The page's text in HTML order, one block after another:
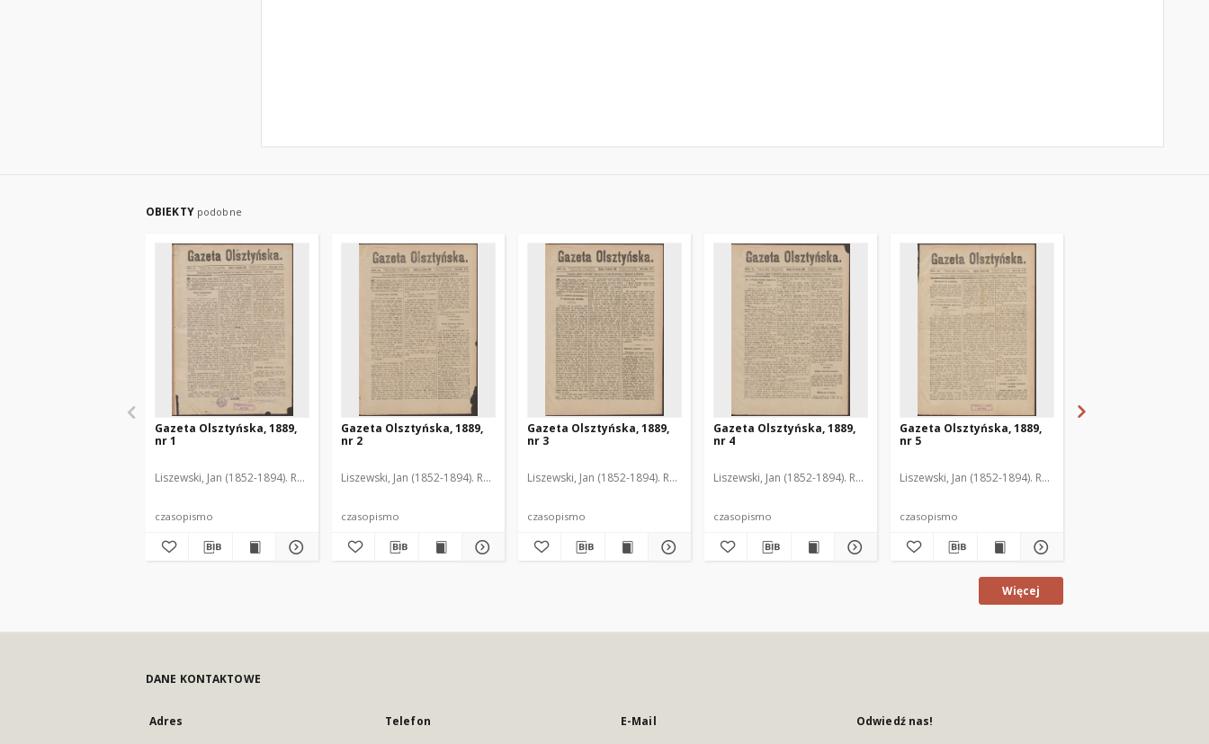
OBIEKTY podobne
Gazeta Olsztyńska, 1889,
nr 1
Liszewski, Jan (1852-1894). Red.
czasopismo
Gazeta Olsztyńska, 1889,
nr 2
Liszewski, Jan (1852-1894). Red.
czasopismo
Gazeta Olsztyńska, 1889,
nr 3
Liszewski, Jan (1852-1894). Red.
czasopismo
Gazeta Olsztyńska, 1889,
nr 4
Liszewski, Jan (1852-1894). Red.
czasopismo
Gazeta Olsztyńska, 1889,
nr 5
Liszewski, Jan (1852-1894). Red.
czasopismo
Więcej
DANE KONTAKTOWE
Adres Telefon E-Mail Odwiedź nas!